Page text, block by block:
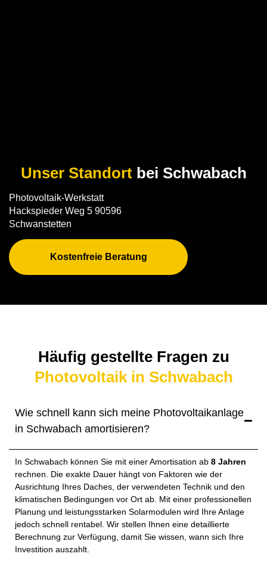
Unser Standortbei Schwabach
Photovoltaik-Werkstatt
Hackspieder Weg 5 90596
Schwanstetten
Kostenfreie Beratung
Häufig gestellte Fragen zu
Photovoltaik in Schwabach
Wie schnell kann sich meine Photovoltaikanlage
in Schwabach amortisieren?
In Schwabach können Sie mit einer Amortisation ab 8 Jahren
rechnen. Die exakte Dauer hängt von Faktoren wie der
Ausrichtung Ihres Daches, der verwendeten Technik und den
klimatischen Bedingungen vor Ort ab. Mit einer professionellen
Planung und leistungsstarken Solarmodulen wird Ihre Anlage
jedoch schnell rentabel. Wir stellen Ihnen eine detaillierte
Berechnung zur Verfügung, damit Sie wissen, wann sich Ihre
Investition auszahlt.